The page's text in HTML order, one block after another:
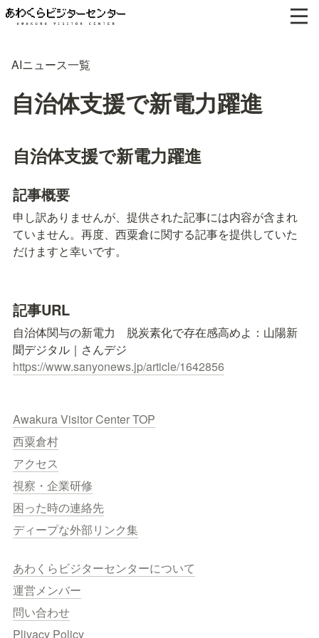
AIニュース一覧
自治体支援で新電力躍進
自治体支援で新電力躍進
記事概要
申し訳ありませんが、提供された記事には内容が含まれ
ていません。再度、西粟倉に関する記事を提供していた
だけますと幸いです。
記事URL
自治体関与の新電力　脱炭素化で存在感高めよ：山陽新
https://www.sanyonews.jp/article/1642856
Awakura Visitor Center TOP
西粟倉村
アクセス
視察・企業研修
困った時の連絡先
ディープな外部リンク集
あわくらビジターセンターについて
運営メンバー
問い合わせ
Plivacy Policy